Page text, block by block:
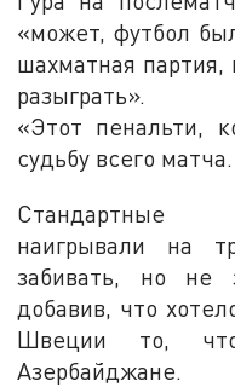
«может, футбол
шахматная
разыграть».
«Этот пенальти,
судьбу всего матча.
Стандартные
наигрывали на
забивать, но не
добавив, что
Швеции то,
Азербайджане.